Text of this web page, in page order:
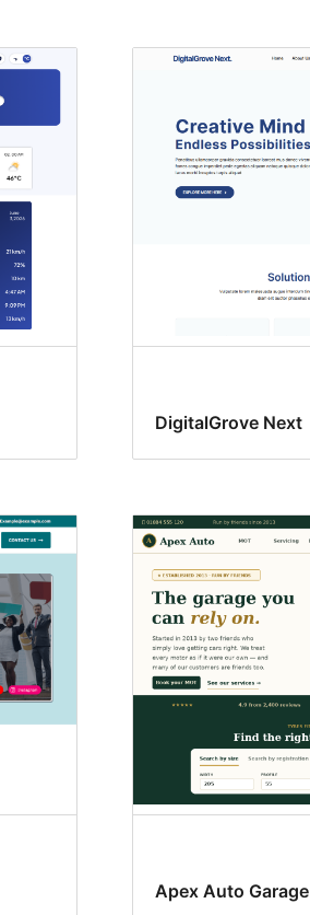
DigitalGrove Next
Apex Auto Garage